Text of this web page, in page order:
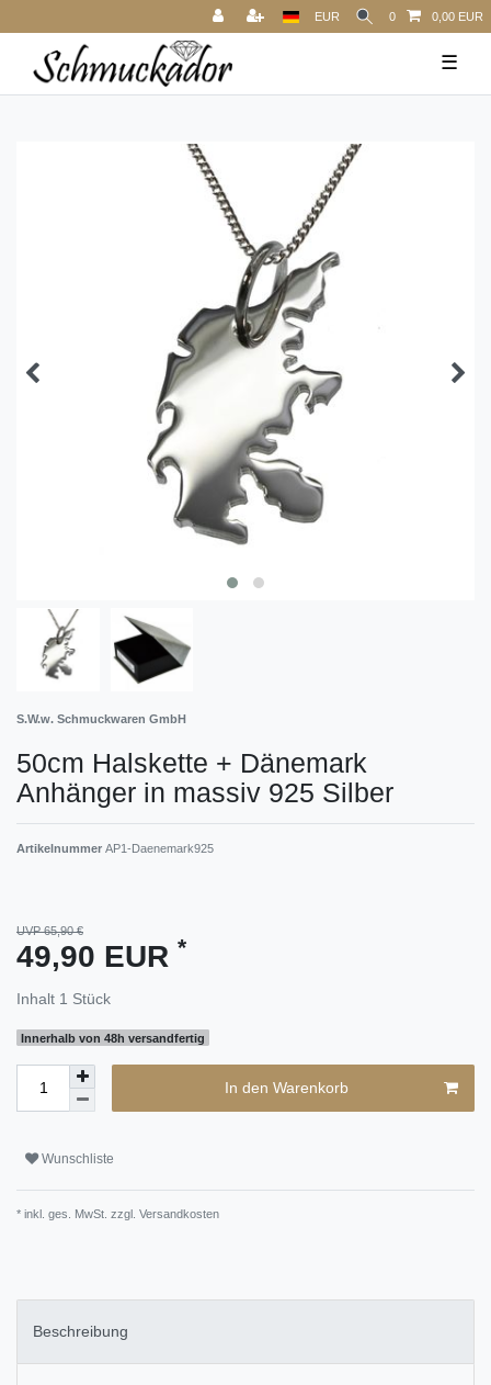
EUR 0 0,00 EUR
☰
S.W.w. Schmuckwaren GmbH
50cm Halskette + Dänemark
Anhänger in massiv 925 Silber
Artikelnummer AP1-Daenemark925
UVP 65,90 €
49,90 EUR *
Inhalt 1 Stück
Innerhalb von 48h versandfertig
In den Warenkorb
Wunschliste
* inkl. ges. MwSt. zzgl. Versandkosten
Beschreibung